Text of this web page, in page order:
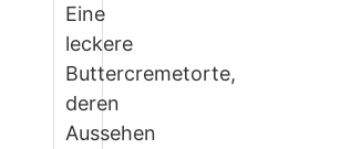
Eine
leckere
Buttercremetorte,
deren
Aussehen